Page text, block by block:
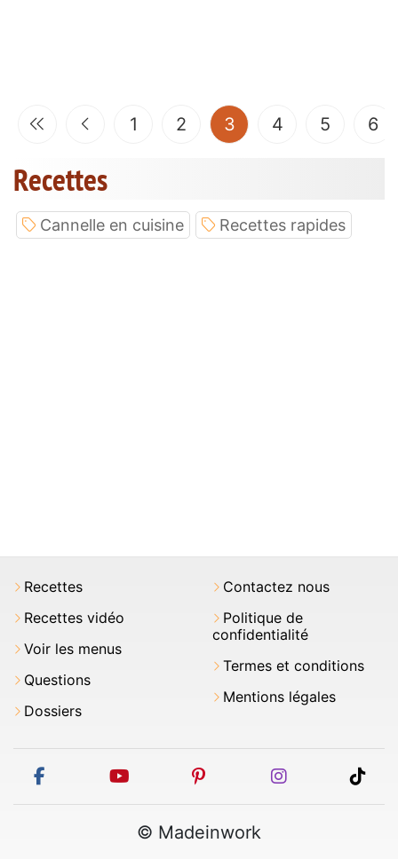
1 2 3(current)
4 5 6
Recettes
Cannelle en cuisine Recettes rapides
Recettes
Recettes vidéo
Voir les menus
Questions
Dossiers
Contactez nous
Politique de
confidentialité
Termes et conditions
Mentions légales
facebook youtube pinterest instagram
© Madeinwork